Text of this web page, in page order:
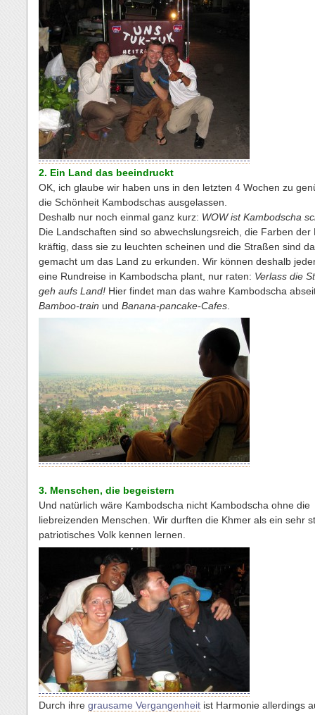
2. Ein Land das beeindruckt
OK, ich glaube wir haben uns in den letzten 4 Wochen zu
die Schönheit Kambodschas ausgelassen.
Deshalb nur noch einmal ganz kurz: WOW ist Kambodscha
Die Landschaften sind so abwechslungsreich, die Farben der
kräftig, dass sie zu leuchten scheinen und die Straßen sind
gemacht um das Land zu erkunden. Wir können deshalb
eine Rundreise in Kambodscha plant, nur raten: Verlass die
geh aufs Land! Hier findet man das wahre Kambodscha
Bamboo-train und Banana-pancake-Cafes.
3. Menschen, die begeistern
Und natürlich wäre Kambodscha nicht Kambodscha ohne die
liebreizenden Menschen. Wir durften die Khmer als ein sehr
patriotisches Volk kennen lernen.
Durch ihre grausame Vergangenheit ist Harmonie allerdings